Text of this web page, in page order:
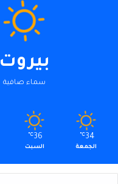
بيروت
سماء صافية
34
℃
الجمعة
36
℃
السبت